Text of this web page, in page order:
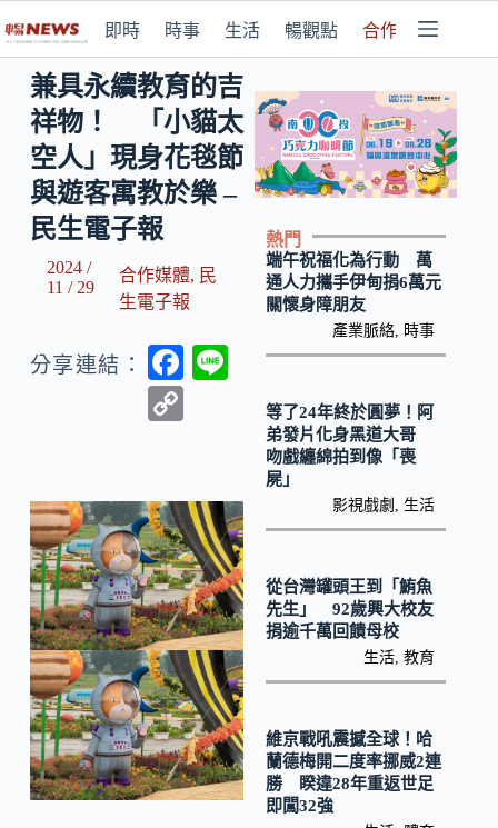
即時 時事 生活 暢觀點 合作媒體
兼具永續教育的吉
祥物！ 「小貓太
空人」現身花毯節
與遊客寓教於樂 –
民生電子報
2024 /
11 / 29
合作媒體, 民
生電子報
分享連結：
F
o
o
k
y
Li
n
k
熱門
端午祝福化為行動 萬
通人力攜手伊甸捐6萬元
關懷身障朋友
產業脈絡 時事
等了24年終於圓夢！阿
弟發片化身黑道大哥
吻戲纏綿拍到像「喪
屍」
影視戲劇 生活
從台灣罐頭王到「鮪魚
先生」 92歲興大校友
捐逾千萬回饋母校
生活 ,教育
維京戰吼震撼全球！哈
蘭德梅開二度率挪威2連
勝 睽違28年重返世足
即闖32強